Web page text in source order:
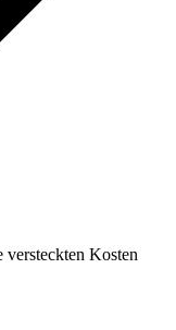
Kosten